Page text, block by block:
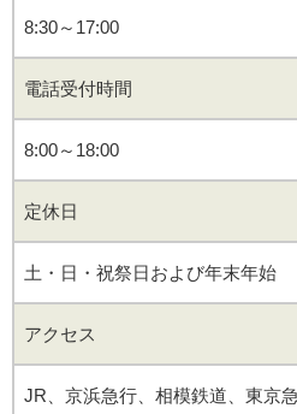
8:30～17:00
電話受付時間
8:00～18:00
定休日
土・日・祝祭日および年末年始
アクセス
JR、京浜急行、相模鉄道、東京